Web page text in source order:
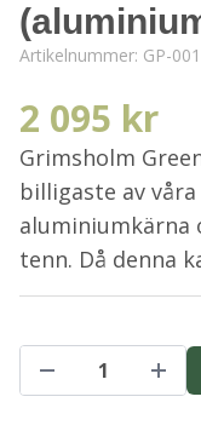
Artikelnummer: GP-
2 095 kr
Grimsholm
billigaste av
aluminiumkärna
tenn. Då denna